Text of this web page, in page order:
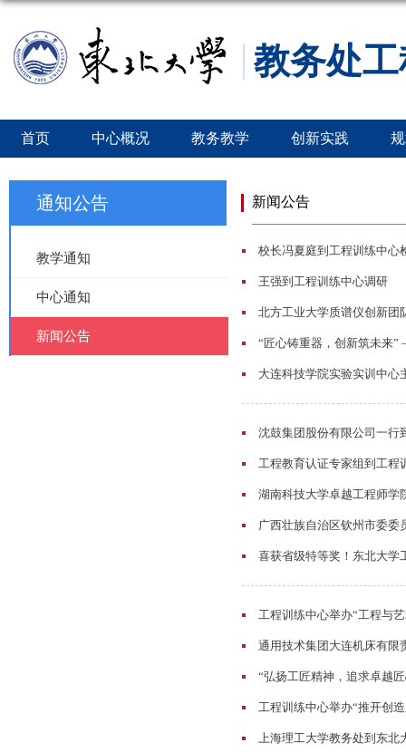
教务处
首页 中心概况 教务教学 创新实践
通知公告
教学通知
中心通知
新闻公告
新闻公告
校长冯夏庭到工程训练中心
王强到工程训练中心调研
北方工业大学质谱仪创新团
“匠心铸重器，创新筑未来
大连科技学院实验实训中心
沈鼓集团股份有限公司一行
工程教育认证专家组到工程
湖南科技大学卓越工程师学
广西壮族自治区钦州市委委
喜获省级特等奖！东北大学
工程训练中心举办“工程与
通用技术集团大连机床有限
“弘扬工匠精神，追求卓越
工程训练中心举办“推开创
上海理工大学教务处到东北